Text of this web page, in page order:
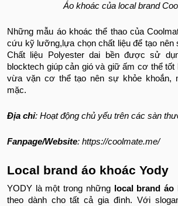
Áo khoác của local brand
Những mẫu áo khoác thể thao của
cứu kỹ lưỡng,lựa chọn chất liệu để tạo nên
Chất liệu Polyester dai bền được sử
blocktech giúp cản gió và giữ ấm cơ thể tốt
vừa vặn cơ thể tạo nên sự khỏe khoắn,
mặc.
Địa chỉ: Hoạt động chủ yếu trên các sàn
Fanpage/Website: https://coolmate.me/
Local brand áo khoác Yody
YODY là một trong nhữnglocal brand áo
theo dành cho tất cả gia đình. Với